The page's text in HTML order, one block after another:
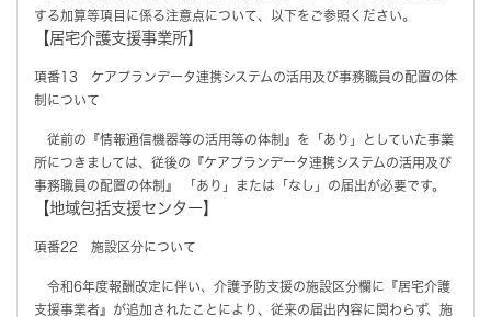
する加算等項目に係る注意点について、以下をご参照ください。
【居宅介護支援事業所】
項番13 ケアプランデータ連携システムの活用及び事務職員の配置の体
制について
従前の『情報通信機器等の活用等の体制』を「あり」としていた事業
所につきましては、従後の『ケアプランデータ連携システムの活用及び
事務職員の配置の体制』 「あり」または「なし」の届出が必要です。
【地域包括支援センター】
項番22 施設区分について
令和6年度報酬改定に伴い、介護予防支援の施設区分欄に『居宅介護
支援事業者』が追加されたことにより、従来の届出内容に関わらず、施